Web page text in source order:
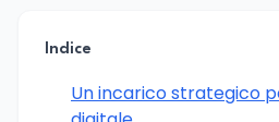
Indice
Un incarico strategico